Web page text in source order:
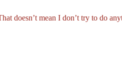
doesn’t mean I don’t try to do